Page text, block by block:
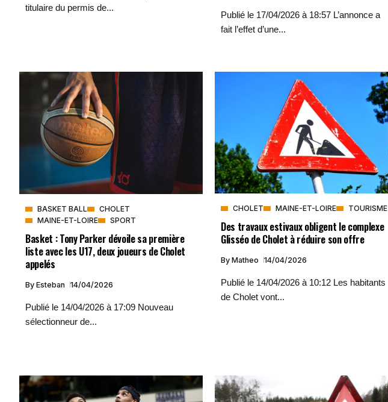
titulaire du permis de...
Publié le 17/04/2026 à 18:57 L’annonce a
fait l’effet d’une...
BASKET BALL
CHOLET
MAINE-ET-LOIRE
SPORT
Basket : Tony Parker dévoile sa première
liste avec les U17, deux joueurs de Cholet
appelés
By Esteban 14/04/2026
Publié le 14/04/2026 à 17:09 Nouveau
sélectionneur de...
CHOLET MAINE-ET-LOIRE TOURISME
Des travaux estivaux obligent le complexe
Glisséo de Cholet à réduire son offre
By Matheo 14/04/2026
Publié le 14/04/2026 à 10:12 Les habitants
de Cholet vont...